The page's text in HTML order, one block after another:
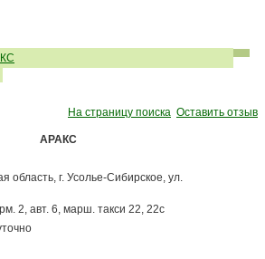
На страницу поиска Оставить отзыв
АРАКС
область, г. Усолье-Сибирское, ул.
2, авт. 6, марш. такси 22, 22с